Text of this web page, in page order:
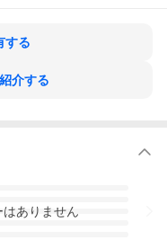
する
介する
ありません